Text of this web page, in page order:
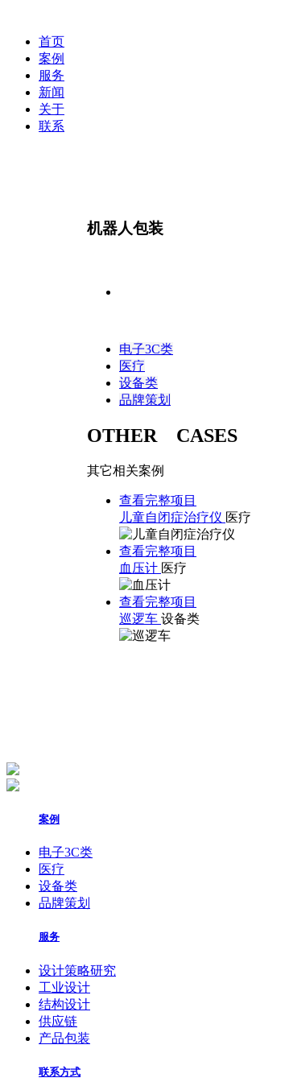
首页
案例
服务
新闻
关于
联系
机器人包装
电子3C类
医疗
设备类
品牌策划
OTHER CASES
其它相关案例
查看完整项目
儿童自闭症治疗仪 医疗
查看完整项目
血压计 医疗
查看完整项目
巡逻车 设备类
案例
电子3C类
医疗
设备类
品牌策划
服务
设计策略研究
工业设计
结构设计
供应链
产品包装
联系方式